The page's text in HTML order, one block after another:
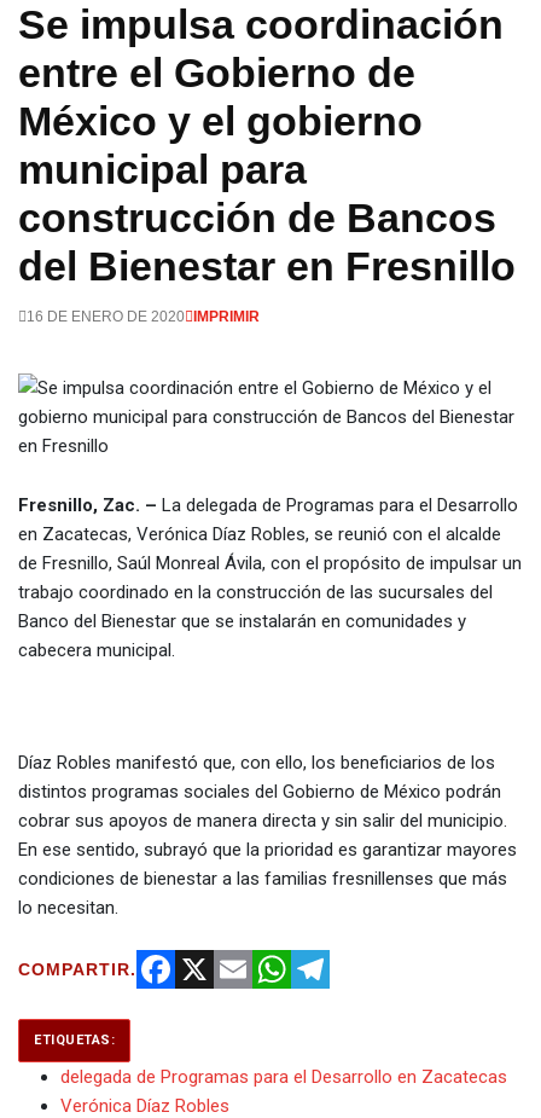
Se impulsa coordinación
entre el Gobierno de
México y el gobierno
municipal para
construcción de Bancos
del Bienestar en Fresnillo
16 DE ENERO DE 2020 IMPRIMIR
Fresnillo, Zac. – La delegada de Programas para el Desarrollo
en Zacatecas, Verónica Díaz Robles, se reunió con el alcalde
de Fresnillo, Saúl Monreal Ávila, con el propósito de impulsar un
trabajo coordinado en la construcción de las sucursales del
Banco del Bienestar que se instalarán en comunidades y
cabecera municipal.
Díaz Robles manifestó que, con ello, los beneficiarios de los
distintos programas sociales del Gobierno de México podrán
cobrar sus apoyos de manera directa y sin salir del municipio.
En ese sentido, subrayó que la prioridad es garantizar mayores
condiciones de bienestar a las familias fresnillenses que más
lo necesitan.
COMPARTIR.
ETIQUETAS:
delegada de Programas para el Desarrollo en Zacatecas
Verónica Díaz Robles